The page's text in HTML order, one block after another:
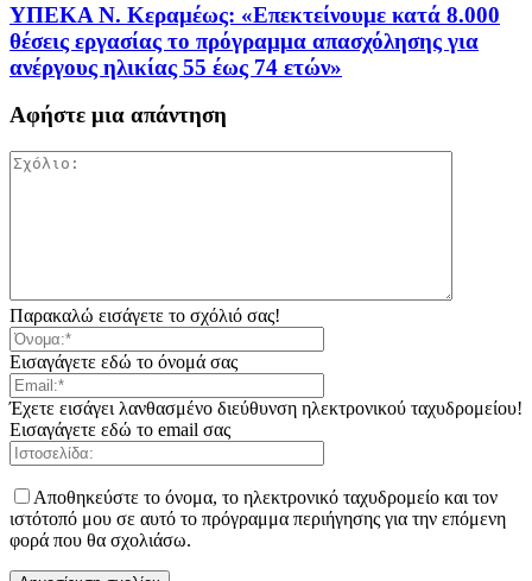
ΥΠΕΚΑ Ν. Κεραμέως: «Επεκτείνουμε κατά 8.000
θέσεις εργασίας το πρόγραμμα απασχόλησης για
ανέργους ηλικίας 55 έως 74 ετών»
Αφήστε μια απάντηση
Παρακαλώ εισάγετε το σχόλιό σας!
Εισαγάγετε εδώ το όνομά σας
Έχετε εισάγει λανθασμένο διεύθυνση ηλεκτρονικού ταχυδρομείου!
Εισαγάγετε εδώ το email σας
Αποθηκεύστε το όνομα, το ηλεκτρονικό ταχυδρομείο και τον
ιστότοπό μου σε αυτό το πρόγραμμα περιήγησης για την επόμενη
φορά που θα σχολιάσω.